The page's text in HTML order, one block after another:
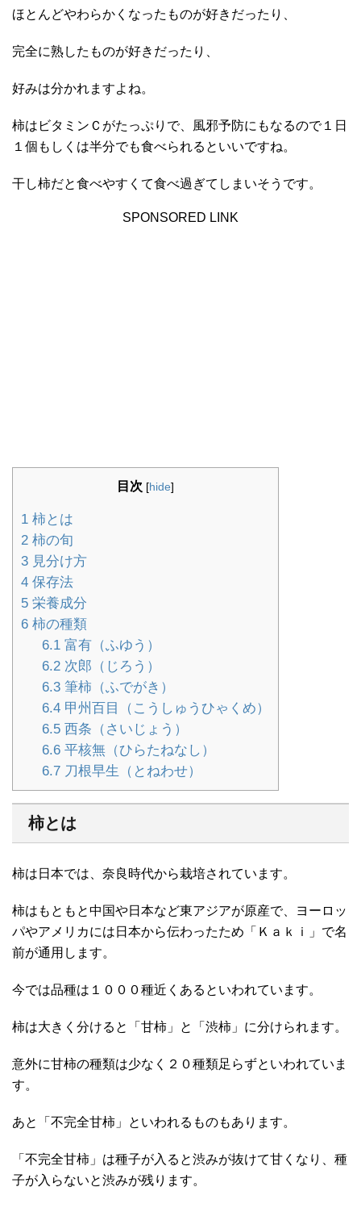
ほとんどやわらかくなったものが好きだったり、
完全に熟したものが好きだったり、
好みは分かれますよね。
柿はビタミンＣがたっぷりで、風邪予防にもなるので１日
１個もしくは半分でも食べられるといいですね。
干し柿だと食べやすくて食べ過ぎてしまいそうです。
SPONSORED LINK
目次 [hide]
1 柿とは
2 柿の旬
3 見分け方
4 保存法
5 栄養成分
6 柿の種類
6.1富有（ふゆう）
6.2次郎（じろう）
6.3筆柿（ふでがき）
6.4甲州百目（こうしゅうひゃくめ）
6.5西条（さいじょう）
6.6平核無（ひらたねなし）
6.7刀根早生（とねわせ）
柿とは
柿は日本では、奈良時代から栽培されています。
柿はもともと中国や日本など東アジアが原産で、ヨーロッ
パやアメリカには日本から伝わったため「Ｋａｋｉ」で名
前が通用します。
今では品種は１０００種近くあるといわれています。
柿は大きく分けると「甘柿」と「渋柿」に分けられます。
意外に甘柿の種類は少なく２０種類足らずといわれていま
す。
あと「不完全甘柿」といわれるものもあります。
「不完全甘柿」は種子が入ると渋みが抜けて甘くなり、種
子が入らないと渋みが残ります。